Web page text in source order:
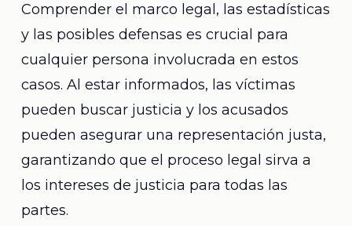
Comprender el marco legal, las estadísticas
y las posibles defensas es crucial para
cualquier persona involucrada en estos
casos. Al estar informados, las víctimas
pueden buscar justicia y los acusados
pueden asegurar una representación justa,
garantizando que el proceso legal sirva a
los intereses de justicia para todas las
partes.